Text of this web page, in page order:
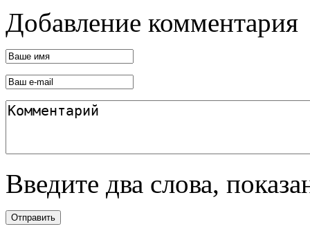
Добавление комментария
Введите два слова,
Отправить